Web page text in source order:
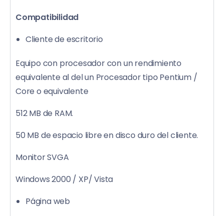
Compatibilidad
Cliente de escritorio
Equipo con procesador con un rendimiento
equivalente al del un Procesador tipo Pentium /
Core o equivalente
512 MB de RAM.
50 MB de espacio libre en disco duro del cliente.
Monitor SVGA
Windows 2000 / XP/ Vista
Página web